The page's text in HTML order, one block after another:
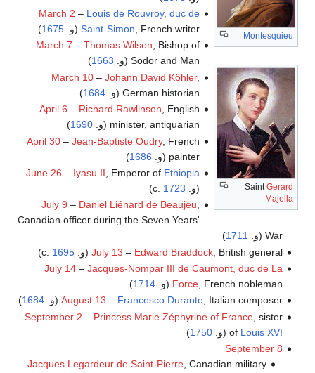
Montesquieu
SaintGerard
Majella
March 2 – Louis de Rouvroy, duc de
Saint-Simon , French writer (و. 1675
)
March 7 –Thomas Wilson, Bishop of
Sodor and Man (و.
1663
)
March 10 –Johann David Köhler,
German historian (و.
1684
)
April 6 – Richard Rawlinson , English
minister, antiquarian (و.
1690
)
April 30 –Jean-Baptiste Oudry, French
painter (و.
1686
)
June 26 – Iyasu II , Emperor of Ethiopia
(و. c. 1723
)
July 9 – Daniel Liénard de Beaujeu,
Canadian officer during the Seven Years'
War (و.
1711
)
July 13 – Edward Braddock, British general (و. c. 1695
)
July 14– Jacques-Nompar III de Caumont, duc de La
Force, French nobleman (و. 1714
)
August 13 – Francesco Durante, Italian composer (و. 1684
)
September 2 – Princess Marie Zéphyrine of France, sister
of Louis XVI (و.1750
)
September 8
Jacques Legardeur de Saint-Pierre, Canadian military